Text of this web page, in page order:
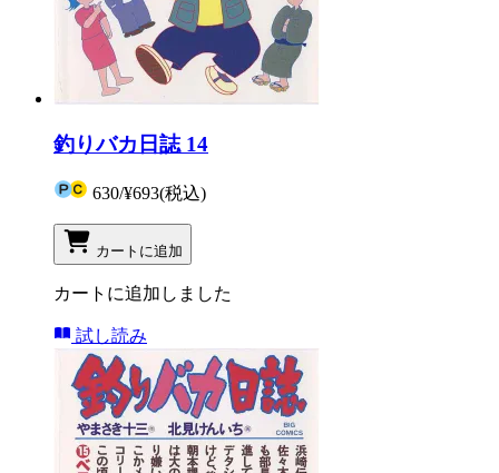
釣りバカ日誌 14
630/¥693(税込)
カートに追加
カートに追加しました
試し読み